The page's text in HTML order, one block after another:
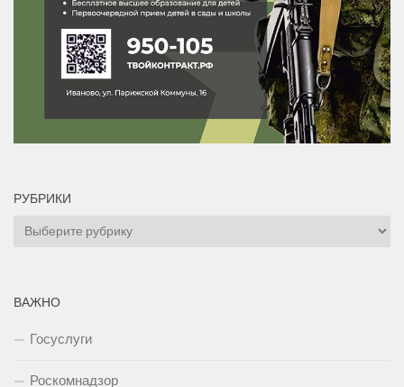
РУБРИКИ
Рубрики
ВАЖНО
Госуслуги
Роскомнадзор